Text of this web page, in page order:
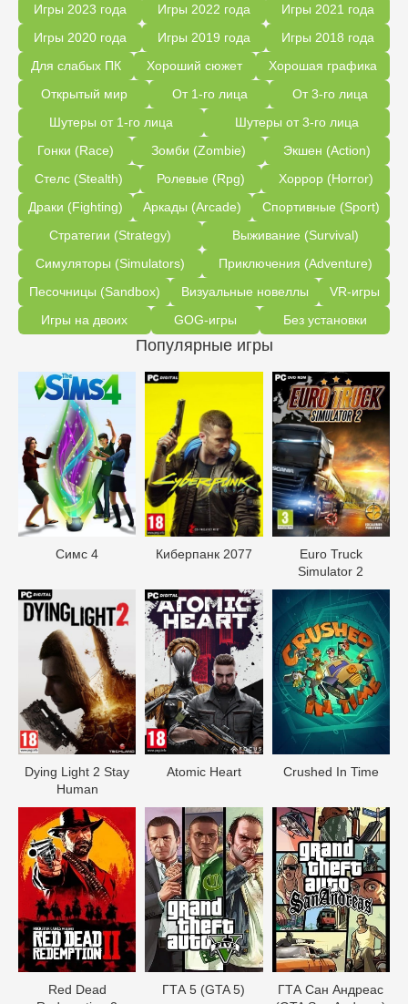
Игры 2023 года
Игры 2022 года
Игры 2021 года
Игры 2020 года
Игры 2019 года
Игры 2018 года
Для слабых ПК
Хороший сюжет
Хорошая графика
Открытый мир
От 1-го лица
От 3-го лица
Шутеры от 1-го лица
Шутеры от 3-го лица
Гонки (Race)
Зомби (Zombie)
Экшен (Action)
Стелс (Stealth)
Ролевые (Rpg)
Хоррор (Horror)
Драки (Fighting)
Аркады (Arcade)
Спортивные (Sport)
Стратегии (Strategy)
Выживание (Survival)
Симуляторы (Simulators)
Приключения (Adventure)
Песочницы (Sandbox)
Визуальные новеллы
VR-игры
Игры на двоих
GOG-игры Без установки
Популярные игры
Симс 4 Киберпанк 2077
Euro Truck
Simulator 2
Dying Light 2 Stay
Human
Atomic Heart Crushed In Time
Red Dead
ГТА 5 (GTA 5)
ГТА Сан Андреас